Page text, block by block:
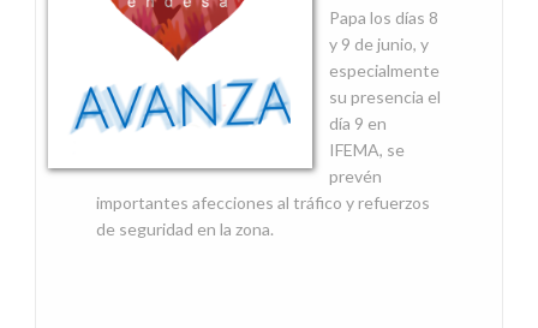
Papa los días 8
y 9 de junio, y
especialmente
su presencia el
día 9 en
IFEMA, se
prevén
importantes afecciones al tráfico y refuerzos
de seguridad en la zona.